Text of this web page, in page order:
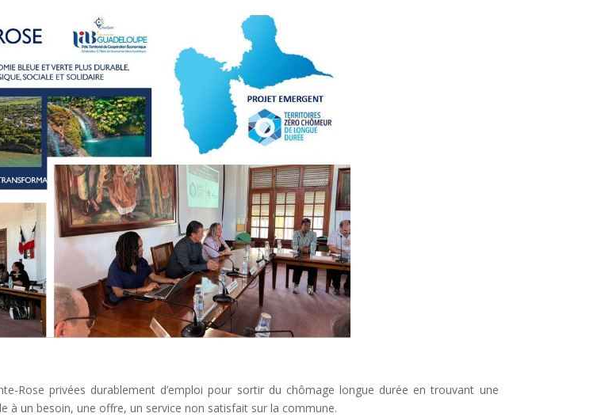
Rose privées durablement d’emploi pour sortir du chômage longue durée en trouvant une
à un besoin, une offre, un service non satisfait sur la commune.